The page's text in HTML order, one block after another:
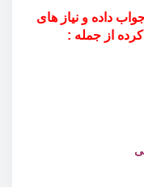
داده و نیاز های
از جمله :